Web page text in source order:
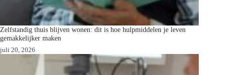
Zelfstandig thuis blijven wonen: dit is hoe hulpmiddelen je leven
gemakkelijker maken
juli 20, 2026